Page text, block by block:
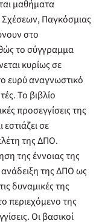
μαθήματα
Σχέσεων, Παγκόσμιας
στο
το σύγγραμμα
κυρίως σε
ευρύ αναγνωστικό
Το βιβλίο
προσεγγίσεις της
σε
της ΔΠΟ.
της έννοιας της
ανάδειξη της ΔΠΟ ως
δυναμικές της
περιεχόμενο της
Οι βασικοί